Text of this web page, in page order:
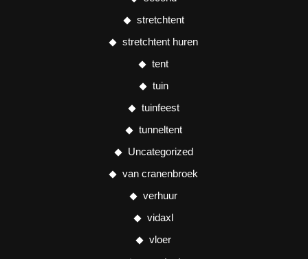
stretchtent
stretchtent huren
tent
tuin
tuinfeest
tunneltent
Uncategorized
van cranenbroek
verhuur
vidaxl
vloer